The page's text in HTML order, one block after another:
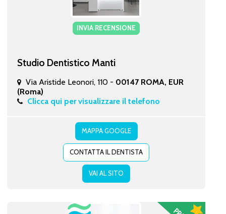
INVIA RECENSIONE
Studio Dentistico Manti
Via Aristide Leonori, 110 - 00147 ROMA, EUR
(Roma)
Clicca qui per visualizzare il telefono
MAPPA GOOGLE
CONTATTA IL DENTISTA
VAI AL SITO